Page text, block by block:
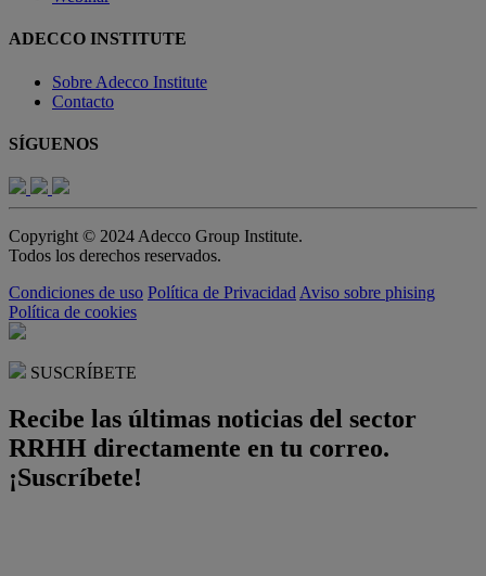
ADECCO INSTITUTE
Sobre Adecco Institute
Contacto
SÍGUENOS
Copyright © 2024 Adecco Group Institute.
Todos los derechos reservados.
Condiciones de uso Política de Privacidad Aviso sobre phising
Política de cookies
SUSCRÍBETE
Recibe las últimas noticias del sector
RRHH directamente en tu correo.
¡Suscríbete!